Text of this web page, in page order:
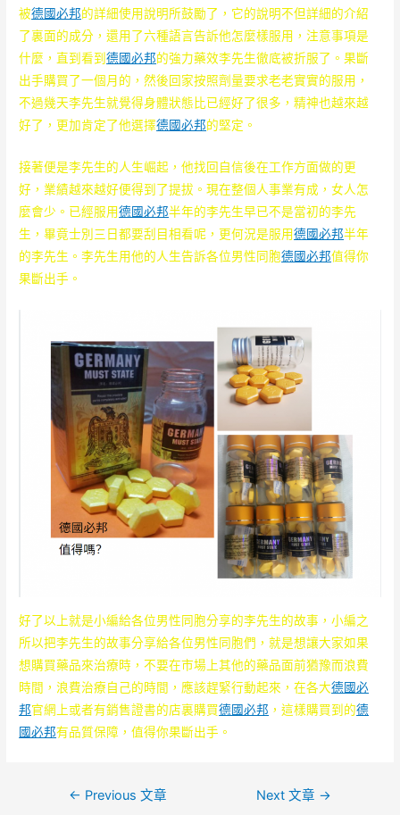
被德國必邦的詳細使用說明所鼓勵了，它的說明不但詳細的介紹
了裏面的成分，還用了六種語言告訴他怎麼樣服用，注意事項是
什麼，直到看到德國必邦的強力藥效李先生徹底被折服了。果斷
出手購買了一個月的，然後回家按照劑量要求老老實實的服用，
不過幾天李先生就覺得身體狀態比已經好了很多，精神也越來越
好了，更加肯定了他選擇德國必邦的堅定。
接著便是李先生的人生崛起，他找回自信後在工作方面做的更
好，業績越來越好便得到了提拔。現在整個人事業有成，女人怎
麼會少。已經服用德國必邦半年的李先生早已不是當初的李先
生，畢竟士別三日都要刮目相看呢，更何況是服用德國必邦半年
的李先生。李先生用他的人生告訴各位男性同胞德國必邦值得你
果斷出手。
好了以上就是小編給各位男性同胞分享的李先生的故事，小編之
所以把李先生的故事分享給各位男性同胞們，就是想讓大家如果
想購買藥品來治療時，不要在市場上其他的藥品面前猶豫而浪費
時間，浪費治療自己的時間，應該趕緊行動起來，在各大德國必
邦官網上或者有銷售證書的店裏購買德國必邦 ，這樣購買到的德
國必邦有品質保障，值得你果斷出手。
← Previous 文章 Next 文章 →